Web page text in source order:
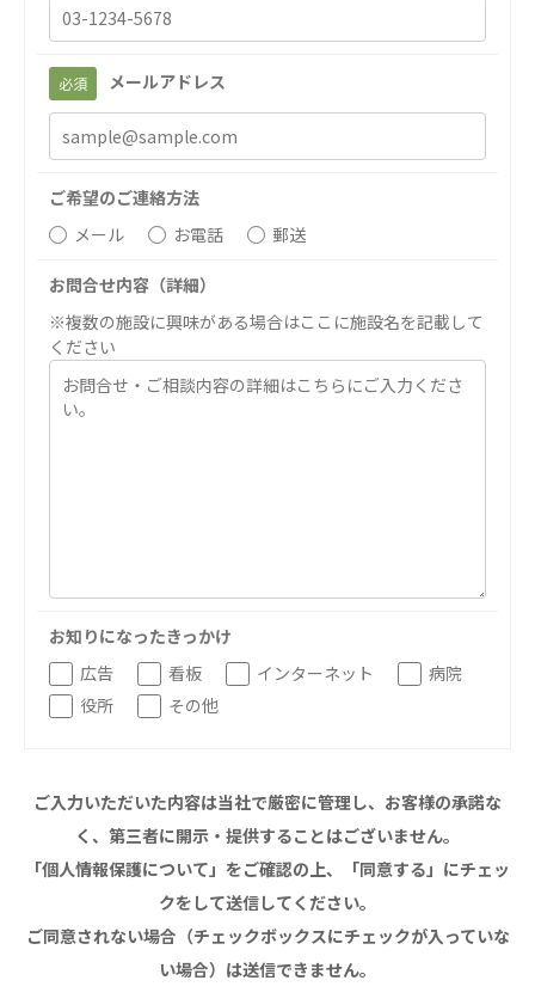
OKP with Life クリニック
with Life クリニック 大宮駅前
ならしの共生クリニック
こうのすナーシングホーム共生園
あげお共生の家
西京都クリニック
洛西 西京都クリニック
桂寿の郷
訪問看護ステーション秋桜
上桂の郷
ファミリエール吉祥院
志学会高等学校
特定非営利活動法人ファイアーレッズメディカルスポ
特定非営利活動法人アート応援隊
その他
Mediclude 株式会社アジアメデカ元気事業団
株式会社フラワーコミュニティ放送
Medicare Lead Japan
必須 メールアドレス
ご希望のご連絡方法
メール
お電話 郵送
お問合せ内容（詳細）
※複数の施設に興味がある場合はここに施設名を記載して
ください
お知りになったきっかけ
広告
看板 インターネット
病院
役所
その他
ご入力いただいた内容は当社で厳密に管理し、お客様の承諾な
く、第三者に開示・提供することはございません。
「個人情報保護について」をご確認の上、「同意する」にチェッ
クをして送信してください。
ご同意されない場合（チェックボックスにチェックが入っていな
い場合）は送信できません。